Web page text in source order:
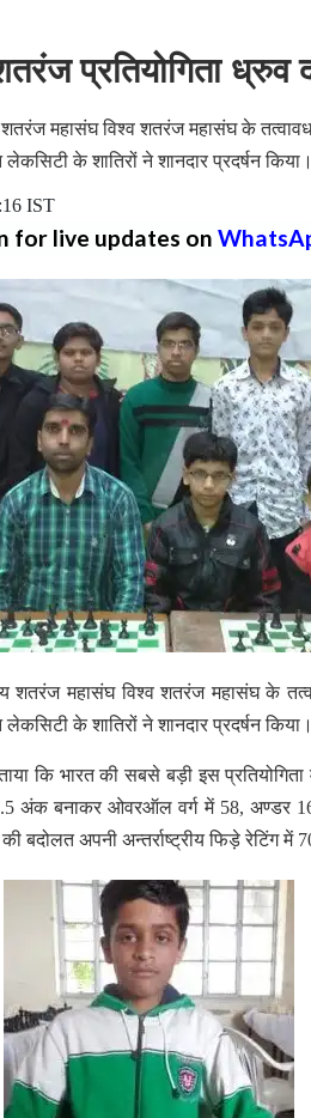
प्रतियोगिता
महासंघ विश्व शतरंज महासंघ के
के शातिरों ने शानदार प्रदर्षन किया।
IST
for live updates on
शतरंज महासंघ विश्व शतरंज महासंघ के
के शातिरों ने शानदार प्रदर्षन किया।
कि भारत की सबसे बड़ी इस
अंक बनाकर ओवरऑल वर्ग में 58, अण्डर 16
बदोलत अपनी अन्तर्राष्ट्रीय फिड़े रेटिंग में